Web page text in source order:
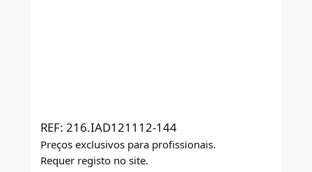
REF: 216.IAD121112-144
Preços exclusivos para profissionais.
Requer registo no site.